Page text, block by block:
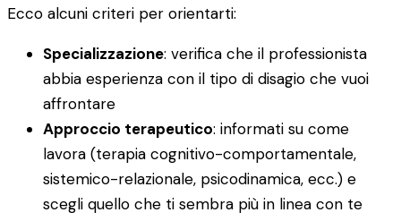
Ecco alcuni criteri per orientarti:
Specializzazione: verifica che il professionista
abbia esperienza con il tipo di disagio che vuoi
affrontare
Approccio terapeutico: informati su come
lavora (terapia cognitivo-comportamentale,
sistemico-relazionale, psicodinamica, ecc.) e
scegli quello che ti sembra più in linea con te